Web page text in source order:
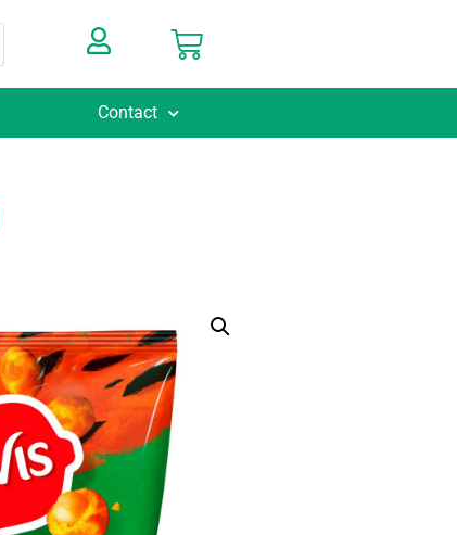
Contact